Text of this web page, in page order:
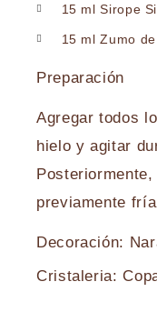
15 ml Sirope
15 ml Zumo
Preparación
Agregar todos
hielo y agitar
previamente
Decoración:
Cristaleria: